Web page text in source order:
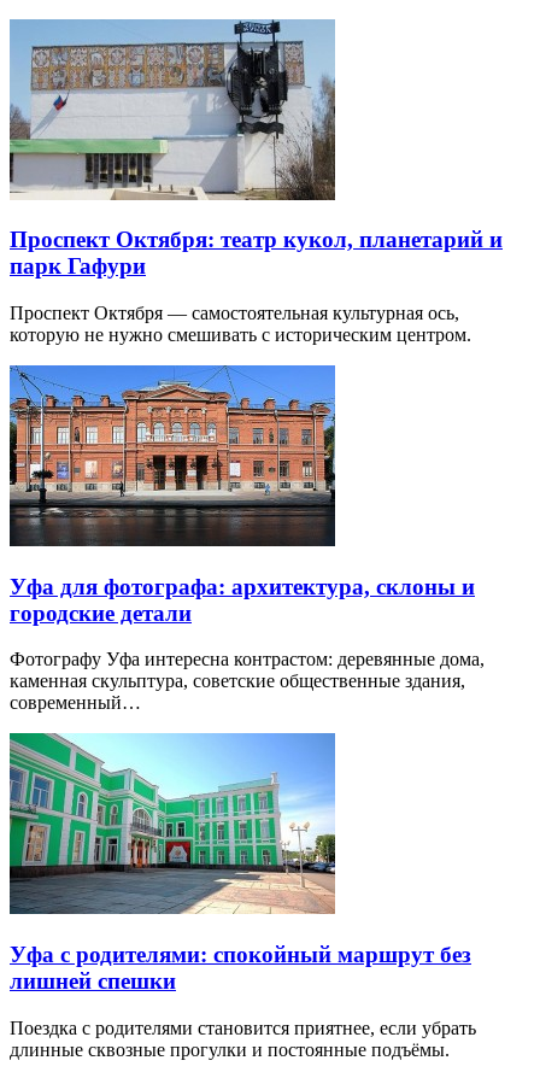
Проспект Октября: театр кукол, планетарий и
парк Гафури
Проспект Октября — самостоятельная культурная ось,
которую не нужно смешивать с историческим центром.
Уфа для фотографа: архитектура, склоны и
городские детали
Фотографу Уфа интересна контрастом: деревянные дома,
каменная скульптура, советские общественные здания,
современный…
Уфа с родителями: спокойный маршрут без
лишней спешки
Поездка с родителями становится приятнее, если убрать
длинные сквозные прогулки и постоянные подъёмы.